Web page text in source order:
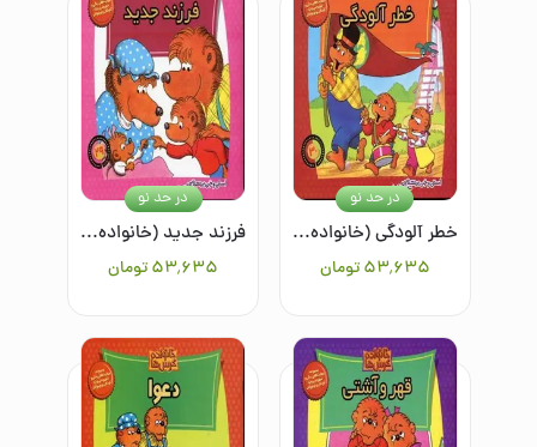
خطر آلودگی (خانواده خرس ها 30)
۵۳٬۶۳۵ تومان
در حد نو
فرزند جدید (خانواده خرس ها 29)
۵۳٬۶۳۵تومان
در حد نو